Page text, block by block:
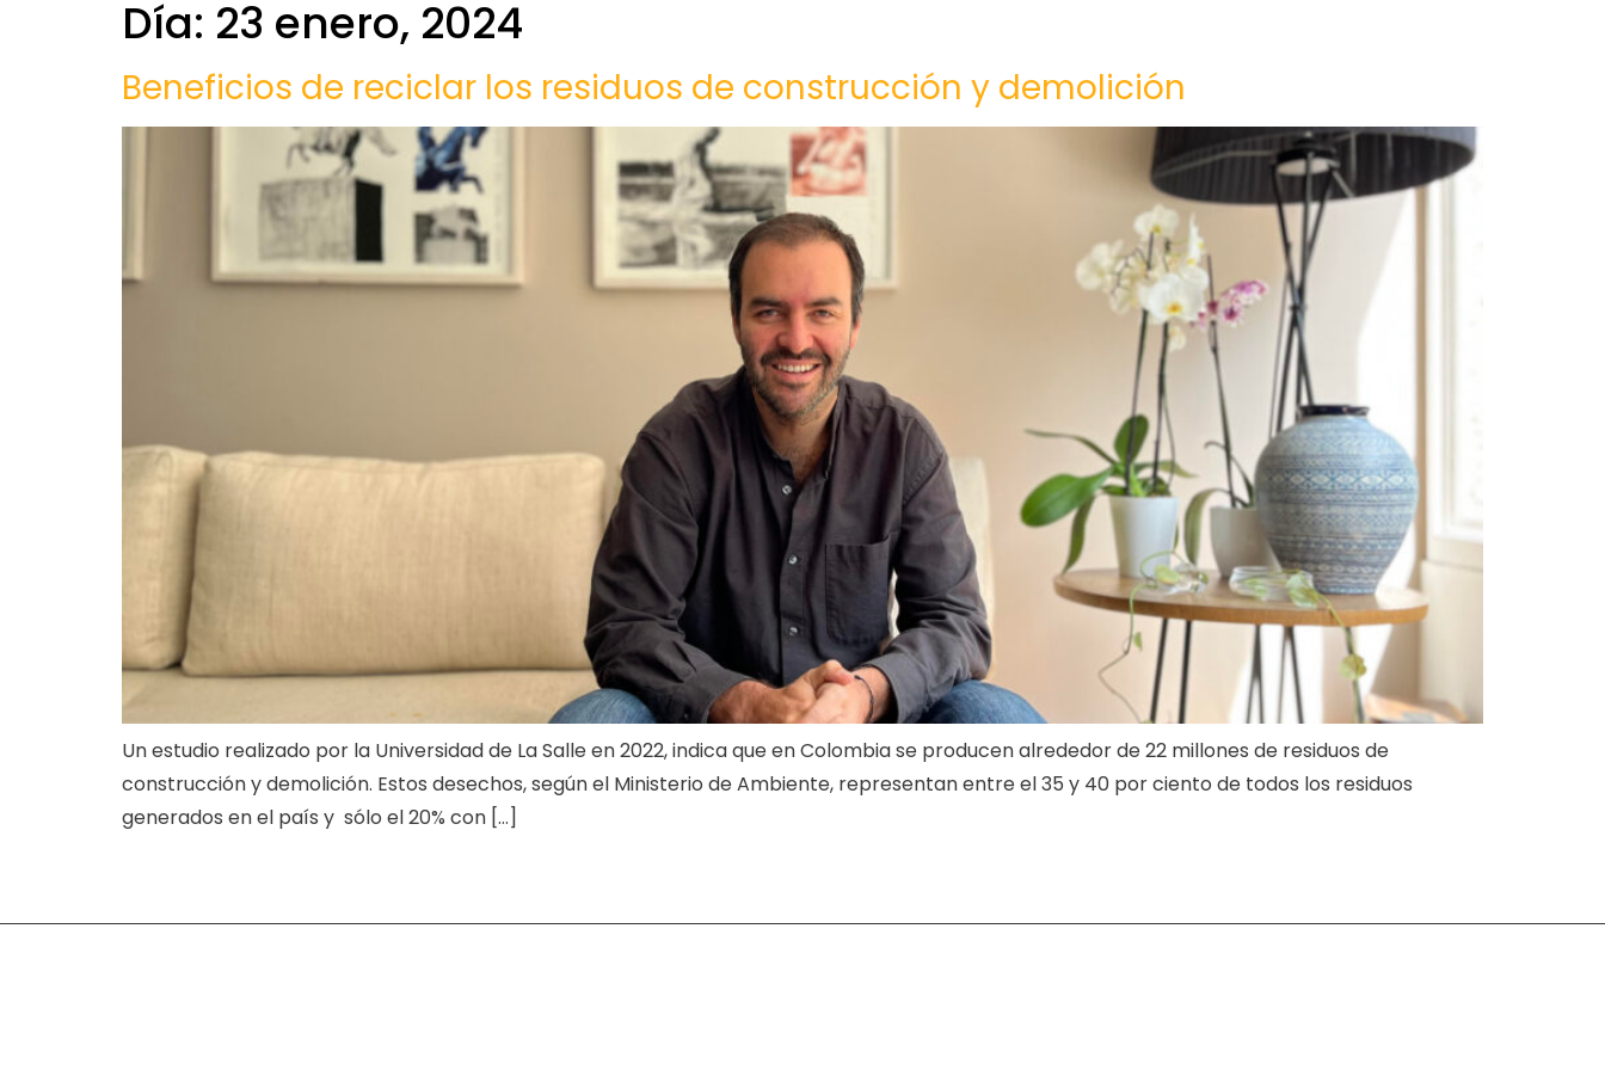
Día: 23 enero, 2024
Beneficios de reciclar los residuos de construcción y demolición
Un estudio realizado por la Universidad de La Salle en 2022, indica que en Colombia se producen alrededor de 22 millones de residuos de
construcción y demolición. Estos desechos, según el Ministerio de Ambiente, representan entre el 35 y 40 por ciento de todos los residuos
generados en el país y sólo el 20% con […]